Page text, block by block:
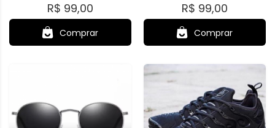
R$ 99,00
Comprar
R$ 99,00
Comprar